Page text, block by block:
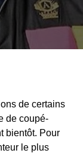
de certains
de coupé-
bientôt. Pour
le plus